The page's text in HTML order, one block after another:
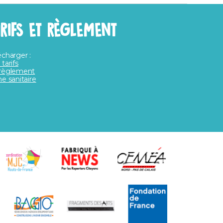
ET RÈGLEMENT
:
tarifs
sanitaire